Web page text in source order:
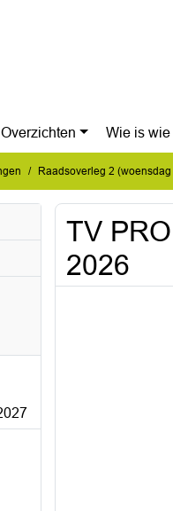
Overzichten Wie is wie
Raadsoverleg 2
TV
2026